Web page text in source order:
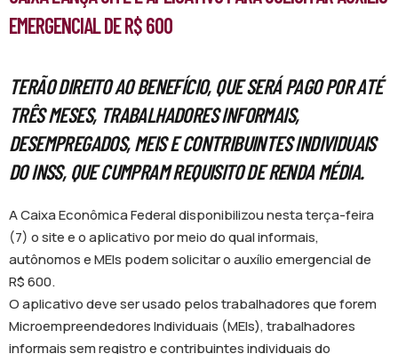
EMERGENCIAL DE R$ 600
TERÃO DIREITO AO BENEFÍCIO, QUE SERÁ PAGO POR ATÉ
TRÊS MESES, TRABALHADORES INFORMAIS,
DESEMPREGADOS, MEIS E CONTRIBUINTES INDIVIDUAIS
DO INSS, QUE CUMPRAM REQUISITO DE RENDA MÉDIA.
A Caixa Econômica Federal disponibilizou nesta terça-feira
(7) o site e o aplicativo por meio do qual informais,
autônomos e MEIs podem solicitar o auxílio emergencial de
R$ 600.
O aplicativo deve ser usado pelos trabalhadores que forem
Microempreendedores Individuais (MEIs), trabalhadores
informais sem registro e contribuintes individuais do